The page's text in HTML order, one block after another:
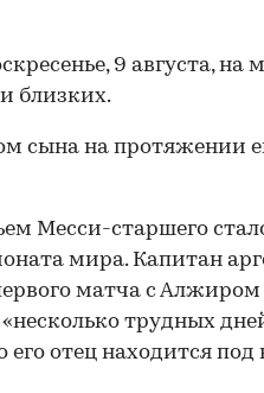
9 августа, на
близких.
сына на протяжении
Месси-старшего
мира. Капитан
матча с Алжиром
трудных
его отец находится